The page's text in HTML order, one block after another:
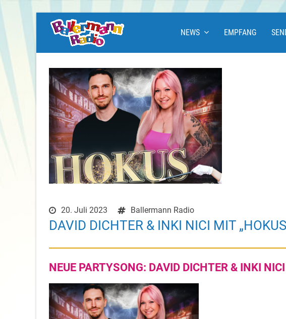
NEWS EMPFANG
20. Juli 2023 Ballermann Radio
DAVID DICHTER & INKI NICI MIT
NEUE PARTYSONG: DAVID DICHTER & INKI